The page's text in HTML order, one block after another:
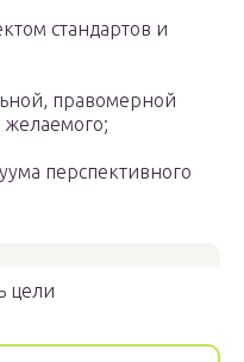
стандартов и
правомерной
желаемого;
перспективного
цели